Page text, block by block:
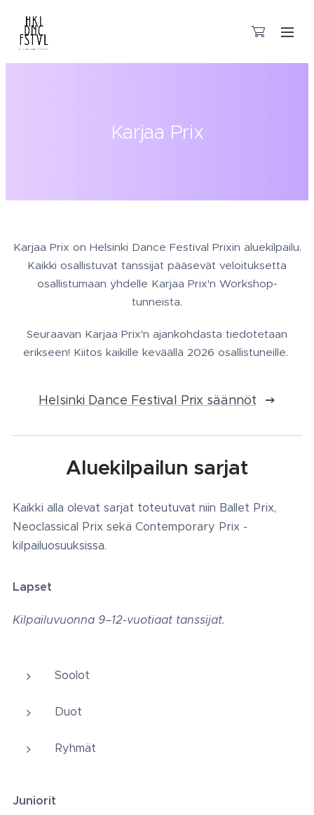
Karjaa Prix
Karjaa Prix on Helsinki Dance Festival Prixin aluekilpailu.
Kaikki osallistuvat tanssijat pääsevät veloituksetta
osallistumaan yhdelle Karjaa Prix'n Workshop-
tunneista.
Seuraavan Karjaa Prix'n ajankohdasta tiedotetaan
erikseen! Kiitos kaikille keväällä 2026 osallistuneille.
Helsinki Dance Festival Prix säännöt
Aluekilpailun sarjat
Kaikki alla olevat sarjat toteutuvat niin Ballet Prix,
Neoclassical Prix sekä Contemporary Prix -
kilpailuosuuksissa.
Lapset
Kilpailuvuonna 9–12-vuotiaat tanssijat.
Soolot
Duot
Ryhmät
Juniorit